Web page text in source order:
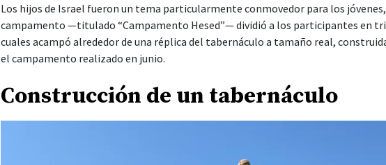
Los hijos de Israel fueron un tema particularmente conmovedor para los jóvenes,
campamento —titulado “Campamento Hesed”— dividió a los participantes en
cuales acampó alrededor de una réplica del tabernáculo a tamaño real,
el campamento realizado en junio.
Construcción de un tabernáculo